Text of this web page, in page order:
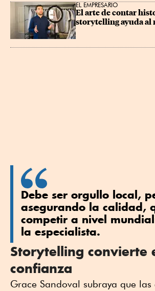
EL EMPRESARIO
El arte de contar
storytelling ayuda al
Debe ser orgullo local,
asegurando la calidad,
competir a nivel
la especialista.
Storytelling convierte
confianza
Grace Sandoval subraya que las